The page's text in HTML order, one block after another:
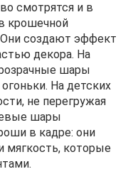
смотрятся и в
крошечной
создают эффект
декора. На
шары
На детских
не перегружая
шары
в кадре: они
мягкость, которые